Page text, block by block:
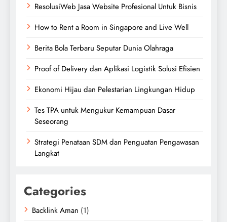
ResolusiWeb Jasa Website Profesional Untuk Bisnis
How to Rent a Room in Singapore and Live Well
Berita Bola Terbaru Seputar Dunia Olahraga
Proof of Delivery dan Aplikasi Logistik Solusi Efisien
Ekonomi Hijau dan Pelestarian Lingkungan Hidup
Tes TPA untuk Mengukur Kemampuan Dasar
Seseorang
Strategi Penataan SDM dan Penguatan Pengawasan
Langkat
Categories
Backlink Aman (1)